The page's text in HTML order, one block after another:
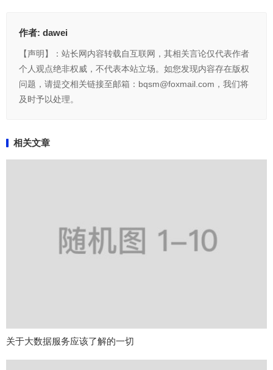
作者: dawei
【声明】：站长网内容转载自互联网，其相关言论仅代表作者
个人观点绝非权威，不代表本站立场。如您发现内容存在版权
问题，请提交相关链接至邮箱：bqsm@foxmail.com，我们将
及时予以处理。
相关文章
关于大数据服务应该了解的一切